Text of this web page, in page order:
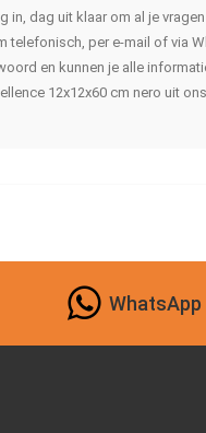
in, dag uit klaar om al je
telefonisch, per e-mail of via
en kunnen je alle
12x12x60 cm nero uit